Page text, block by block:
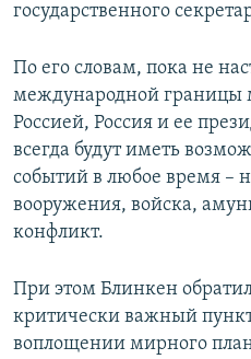
государственного
По его словам, пока не
международной границы
Россией, Россия и ее
всегда будут иметь
событий в любое время –
вооружения, войска,
конфликт.
При этом Блинкен
критически важный
воплощении мирного